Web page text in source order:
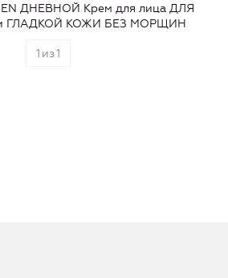
ДНЕВНОЙ Крем для лица ДЛЯ
ГЛАДКОЙ КОЖИ БЕЗ МОРЩИН
1 из1